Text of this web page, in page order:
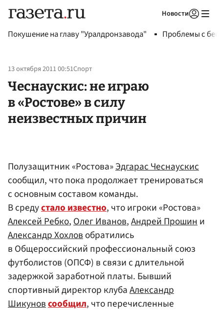
Новости
Покушение на главу "Уралдронзавода" Проблемы с
13 октября 2011 00:51Спорт
Чеснаускис: не играю
в «Ростове» в силу
неизвестных причин
Полузащитник «Ростова»Эдгарас Чеснаускис
сообщил, что пока продолжает тренироваться
с основным составом команды.
В средустало известно, что игроки «Ростова»
Алексей Ребко,Олег Иванов,Андрей Прошини
Александр Хохловобратились
в Общероссийский профессиональный союз
футболистов (ОПСФ) в связи с длительной
задержкой заработной платы. Бывший
спортивный директор клубаАлександр
Шикуновсообщил, что перечисленные